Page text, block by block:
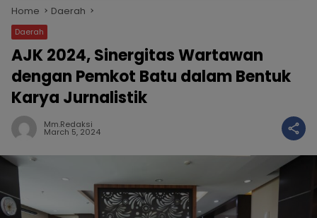
Home Daerah
Daerah
AJK 2024, Sinergitas Wartawan
dengan Pemkot Batu dalam Bentuk
Karya Jurnalistik
Mm.redaksi
March 5, 2024